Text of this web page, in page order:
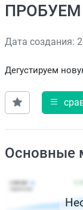
Дата создания:
Дегустируем
Основные